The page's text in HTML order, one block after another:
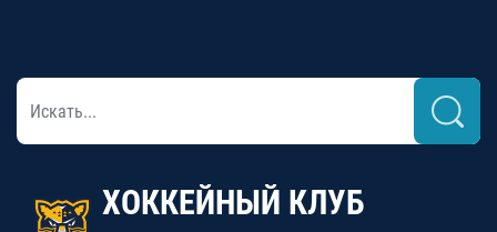
ХОККЕЙНЫЙ КЛУБ